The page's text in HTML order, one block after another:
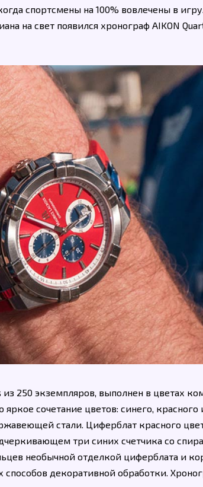
спортсмены на 100% вовлечены в
на свет появился хронограф AIKON
250 экземпляров, выполнен в цветах
сочетание цветов: синего, красного
стали. Циферблат красного
три синих счетчика со
необычной отделкой циферблата и
декоративной обработки.